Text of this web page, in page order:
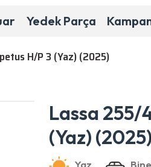
Yedek Parça
H/P 3 (Yaz) (2025)
Lassa 255/
(Yaz) (2025)